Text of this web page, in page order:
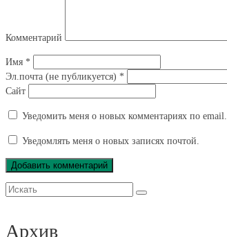
Комментарий
Имя *
Эл.почта (не публикуется) *
Сайт
Уведомить меня о новых комментариях по email.
Уведомлять меня о новых записях почтой.
Искать:
Архив